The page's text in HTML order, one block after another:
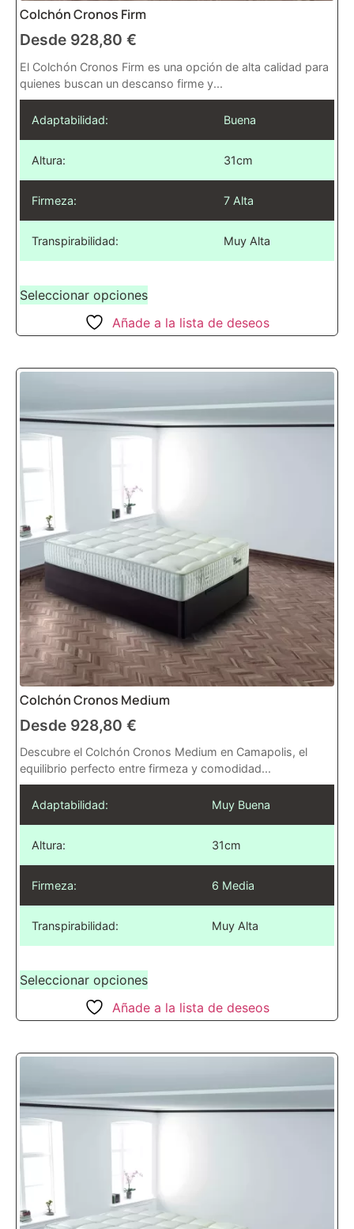
Colchón Cronos Firm
Desde 928,80 €
El Colchón Cronos Firm es una opción de alta calidad para
quienes buscan un descanso firme y...
Adaptabilidad: Buena
Altura: 31cm
Firmeza: 7 Alta
Transpirabilidad: Muy Alta
Seleccionar opciones
Añade a la lista de deseos
Colchón Cronos Medium
Desde 928,80 €
Descubre el Colchón Cronos Medium en Camapolis, el
equilibrio perfecto entre firmeza y comodidad...
Adaptabilidad: Muy Buena
Altura: 31cm
Firmeza: 6 Media
Transpirabilidad: Muy Alta
Seleccionar opciones
Añade a la lista de deseos